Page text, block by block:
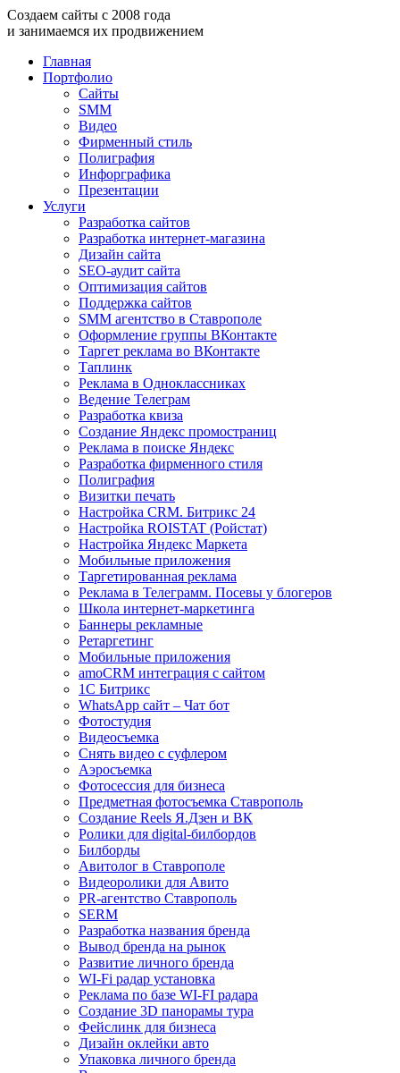
Создаем сайты с 2008 года
и занимаемся их продвижением
Главная
Портфолио
Сайты
SMM
Видео
Фирменный стиль
Полиграфия
Инфорграфика
Презентации
Услуги
Разработка сайтов
Разработка интернет-магазина
Дизайн сайта
SEO-аудит сайта
Оптимизация сайтов
Поддержка сайтов
SMM агентство в Ставрополе
Оформление группы ВКонтакте
Таргет реклама во ВКонтакте
Таплинк
Реклама в Одноклассниках
Ведение Телеграм
Разработка квиза
Создание Яндекс промостраниц
Реклама в поиске Яндекс
Разработка фирменного стиля
Полиграфия
Визитки печать
Настройка CRM. Битрикс 24
Настройка ROISTAT (Ройстат)
Настройка Яндекс Маркета
Мобильные приложения
Таргетированная реклама
Реклама в Телеграмм. Посевы у блогеров
Школа интернет-маркетинга
Баннеры рекламные
Ретаргетинг
Мобильные приложения
amoCRM интеграция с сайтом
1С Битрикс
WhatsApp сайт – Чат бот
Фотостудия
Видеосъемка
Снять видео с суфлером
Аэросъемка
Фотосессия для бизнеса
Предметная фотосъемка Ставрополь
Создание Reels Я.Дзен и ВК
Ролики для digital-билбордов
Билборды
Авитолог в Ставрополе
Видеоролики для Авито
PR-агентство Ставрополь
SERM
Разработка названия бренда
Вывод бренда на рынок
Развитие личного бренда
WI-Fi радар установка
Реклама по базе WI-FI радара
Создание 3D панорамы тура
Фейслинк для бизнеса
Дизайн оклейки авто
Упаковка личного бренда